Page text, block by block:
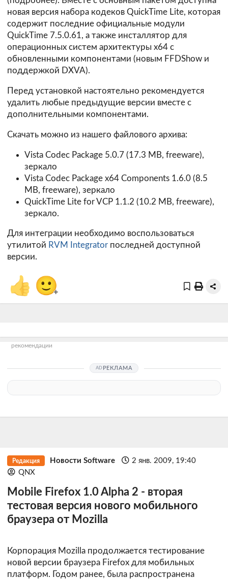
новая версия набора кодеков QuickTime Lite, которая
содержит последние официальные модули
QuickTime 7.5.0.61, а также инсталлятор для
операционных систем архитектуры х64 с
обновленными компонентами (новым FFDShow и
поддержкой DXVA).
Перед установкой настоятельно рекомендуется
удалить любые предыдущие версии вместе с
дополнительными компонентами.
Скачать можно из нашего файлового архива:
Vista Codec Package 5.0.7 (17.3 MB, freeware),
зеркало
Vista Codec Package x64 Components 1.6.0 (8.5
MB, freeware), зеркало
QuickTime Lite for VCP 1.1.2 (10.2 MB, freeware),
зеркало.
Для интеграции необходимо воспользоваться
утилитой RVM Integrator последней доступной
версии.
👍 🙂+
рекомендации
РЕКЛАМА
Редакция Новости Software
2 янв. 2009, 19:40
QNX
Mobile Firefox 1.0 Alpha 2 - вторая
тестовая версия нового мобильного
браузера от Mozilla
Корпорация Mozilla продолжается тестирование
новой версии браузера Firefox для мобильных
платформ. Годом ранее, была распространена